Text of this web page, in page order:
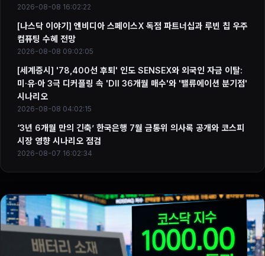
2026-08-08 16:02:22
[나스닥 이야기] 엔비디아 스페이스X 독점 파트너십과 루빈 칩 우주
컴퓨팅 수혜 전망
2026-08-08 09:02:05
[세계증시] '78,400선 후퇴' 인도 SENSEX와 외국인 자금 이탈:
미·유·아 3극 디커플링 속 'DII 36개월 매수'와 '밸류에이션 분기점'
시나리오
2026-08-08 04:02:15
‘3년 6개월 만의 긴축’ 한국은행 7월 금통위 의사록 공개와 코스피
시장 영향 시나리오 점검
2026-08-07 16:02:34